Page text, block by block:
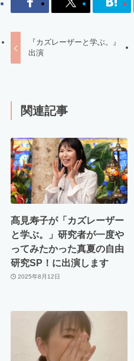
『カズレーザーと学ぶ。』
出演
関連記事
髙見寿子が「カズレーザー
と学ぶ。」研究者が一度や
ってみたかった真夏の自由
研究SP！に出演します
2025年8月12日